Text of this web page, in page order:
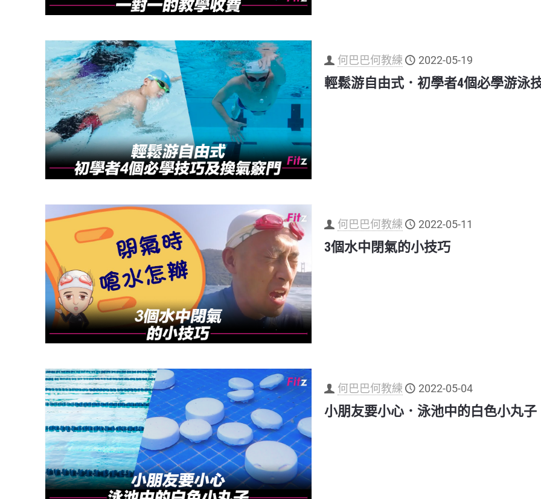
何巴巴何教練 2022-05-19
輕鬆游自由式．初學者4個必學游泳
何巴巴何教練 2022-05-11
3個水中閉氣的小技巧
何巴巴何教練 2022-05-04
小朋友要小心．泳池中的白色小丸子